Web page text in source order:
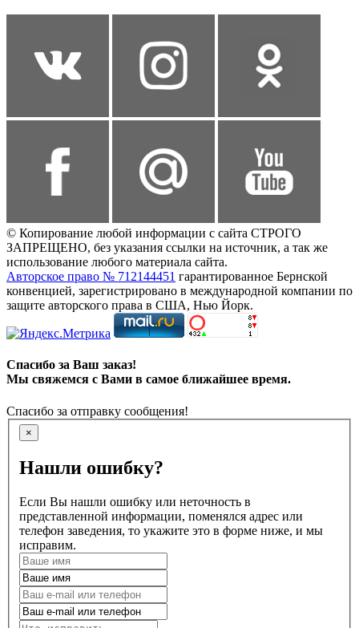
© Копирование любой информации с сайта СТРОГО
ЗАПРЕЩЕНО, без указания ссылки на источник, а так же
использование любого материала сайта.
Авторское право № 712144451 гарантированное Бернской
конвенцией, зарегистрировано в международной компании по
защите авторского права в США, Нью Йорк.
Спасибо за Ваш заказ!
Мы свяжемся с Вами в самое ближайшее время.
Спасибо за отправку сообщения!
×
Нашли ошибку?
Если Вы нашли ошибку или неточность в
представленной информации, поменялся адрес или
телефон заведения, то укажите это в форме ниже, и мы
исправим.